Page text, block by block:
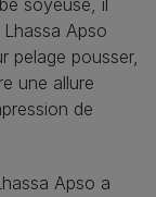
soyeuse, il
Apso
pelage pousser,
une allure
de
Apso a